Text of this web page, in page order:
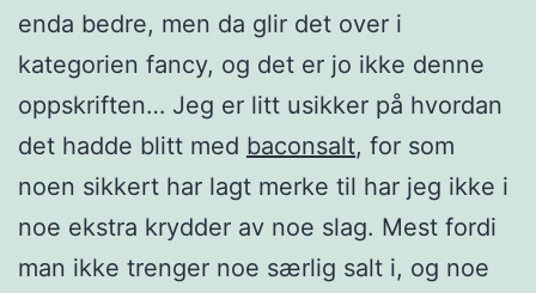
enda bedre, men da glir det over i
kategorien fancy, og det er jo ikke denne
oppskriften… Jeg er litt usikker på hvordan
det hadde blitt med baconsalt, for som
noen sikkert har lagt merke til har jeg ikke i
noe ekstra krydder av noe slag. Mest fordi
man ikke trenger noe særlig salt i, og noe